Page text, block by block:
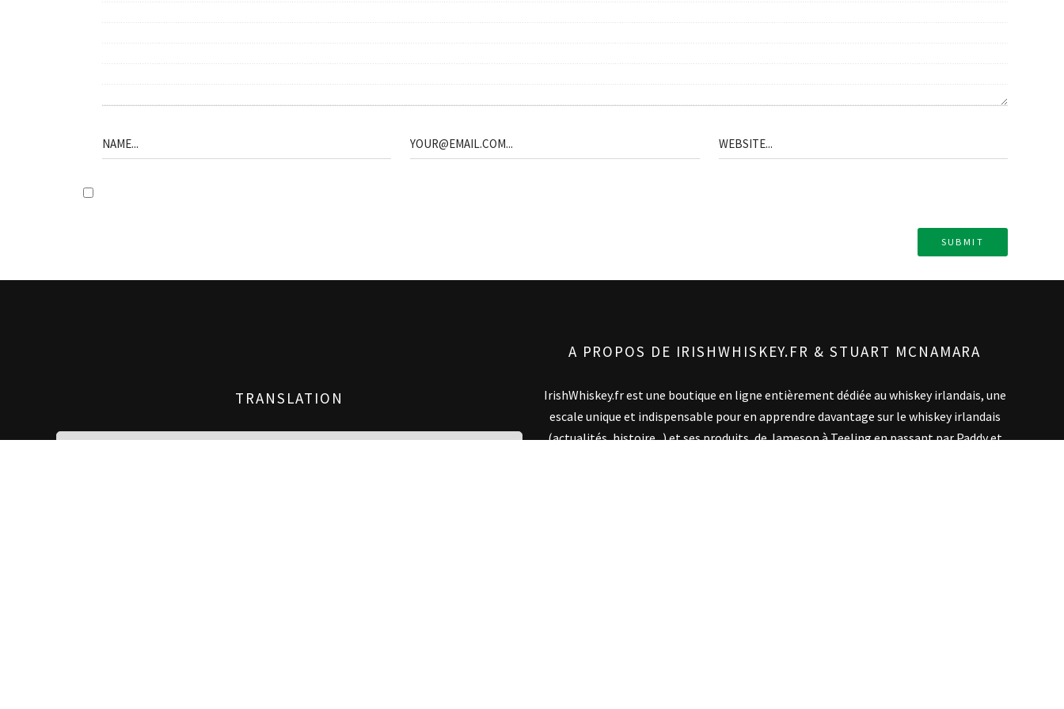
TRANSLATION
A PROPOS DE IRISHWHISKEY.FR & STUART MCNAMARA
IrishWhiskey.fr est une boutique en ligne entièrement dédiée au whiskey irlandais, une
escale unique et indispensable pour en apprendre davantage sur le whiskey irlandais
(actualités, histoire...) et ses produits, de Jameson à Teeling en passant par Paddy et